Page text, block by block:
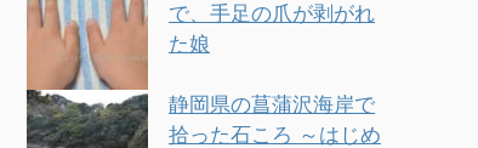
で、手足の爪が剥がれ
た娘
静岡県の菖蒲沢海岸で
拾った石ころ ～はじめ